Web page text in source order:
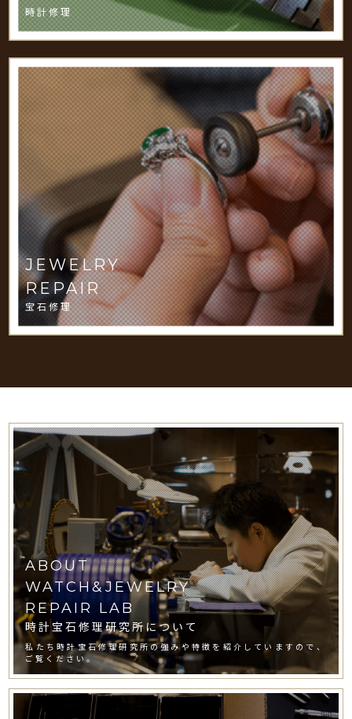
時計修理
JEWELRY
REPAIR
宝石修理
ABOUT
WATCH&JEWELRY
REPAIR LAB
時計宝石修理研究所について
私たち時計宝石修理研究所の強みや特徴を紹介していますので、
ご覧ください。